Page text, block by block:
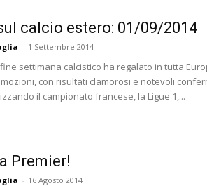
calcio estero: 01/09/2014
- 1 Settembre 2014
fine settimana calcistico ha regalato in tutta
con risultati clamorosi e notevoli
il campionato francese, la Ligue 1,...
Premier!
- 16 Agosto 2014